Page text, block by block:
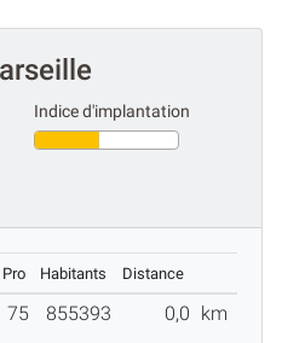
Indice d'implantation
Pro Habitants Distance
75 855393 0,0 km